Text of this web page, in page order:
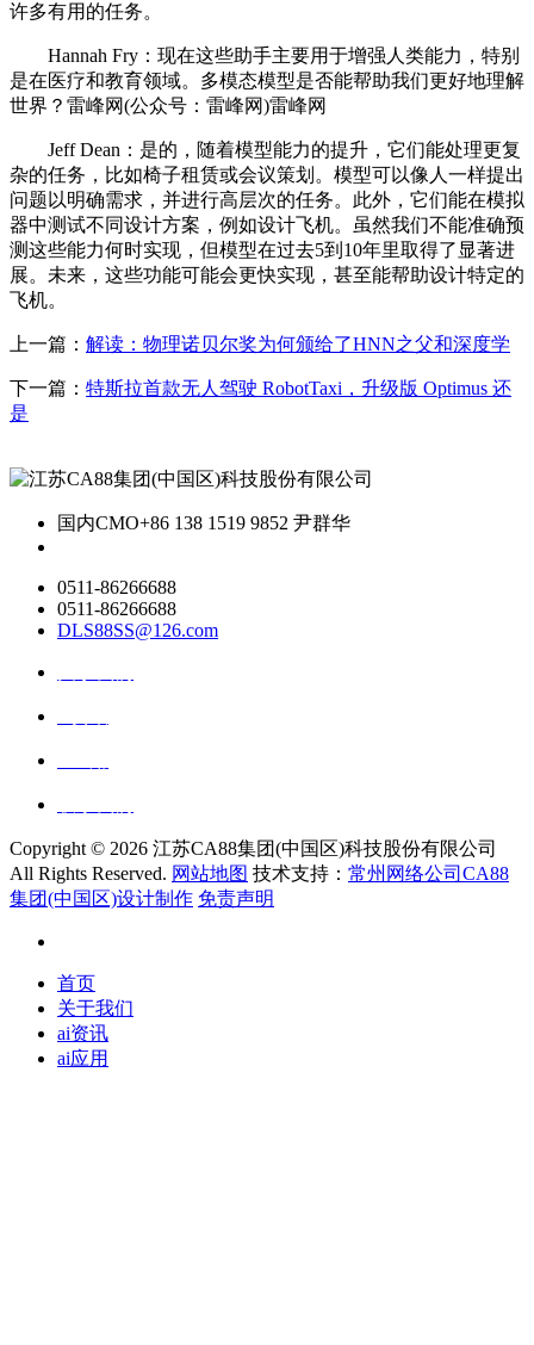
许多有用的任务。
Hannah Fry：现在这些助手主要用于增强人类能力，特别
是在医疗和教育领域。多模态模型是否能帮助我们更好地理解
世界？雷峰网(公众号：雷峰网)雷峰网
Jeff Dean：是的，随着模型能力的提升，它们能处理更复
杂的任务，比如椅子租赁或会议策划。模型可以像人一样提出
问题以明确需求，并进行高层次的任务。此外，它们能在模拟
器中测试不同设计方案，例如设计飞机。虽然我们不能准确预
测这些能力何时实现，但模型在过去5到10年里取得了显著进
展。未来，这些功能可能会更快实现，甚至能帮助设计特定的
飞机。
上一篇： 解读：物理诺贝尔奖为何颁给了HNN之父和深度学
下一篇： 特斯拉首款无人驾驶 RobotTaxi，升级版 Optimus 还
是
国内CMO+86 138 1519 9852 尹群华
0511-86266688
0511-86266688
DLS88SS@126.com
Copyright © 2026 江苏CA88集团(中国区)科技股份有限公司
All Rights Reserved. 网站地图 技术支持： 常州网络公司CA88
集团(中国区)设计制作 免责声明
首页
关于我们
ai资讯
ai应用